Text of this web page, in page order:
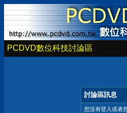
PCDVD數位科技討論區
討論區訊息
您沒有登入或者